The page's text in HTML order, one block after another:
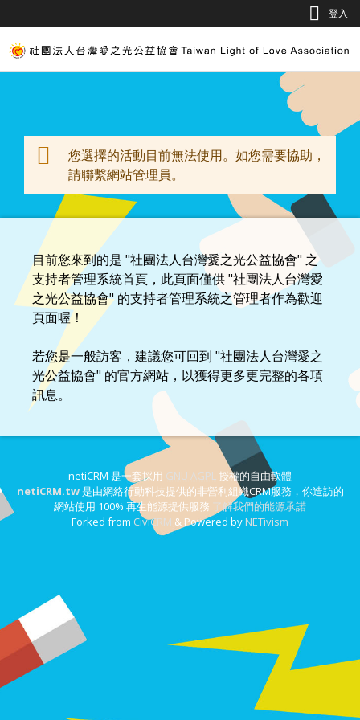
登入
警告訊息
您選擇的活動目前無法使用。如您需要協助，
請聯繫網站管理員。
目前您來到的是 "社團法人台灣愛之光公益協會" 之
支持者管理系統首頁，此頁面僅供 "社團法人台灣愛
之光公益協會" 的支持者管理系統之管理者作為歡迎
頁面喔！
若您是一般訪客，建議您可回到 "社團法人台灣愛之
光公益協會" 的官方網站，以獲得更多更完整的各項
訊息。
netiCRM 是一套採用 GNU AGPL授權的自由軟體
netiCRM.tw是由網絡行動科技提供的非營利組織CRM服務，你造訪的
網站使用 100% 再生能源提供服務 了解我們的能源承諾
Forked from CiviCRM & Powered byNETivism